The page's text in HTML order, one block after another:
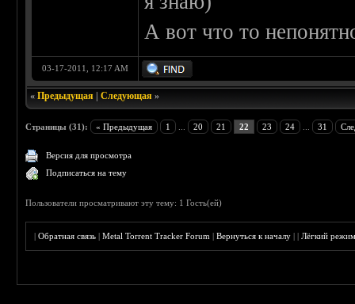
А вот что то
03-17-2011, 12:17 AM
«Предыдущая |Следующая »
Страницы (31): « Предыдущая 1 20 21 22 23 24 31
Версия для просмотра
Подписаться на тему
Пользователи просматривают эту тему: 1 Гость(ей)
|Обратная связь |Metal Torrent Tracker Forum |Вернуться к началу ||Лёгкий